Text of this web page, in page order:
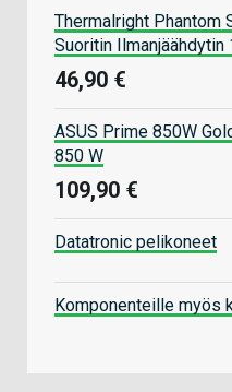
Thermalright Phantom
Suoritin Ilmanjäähdytin
46,90 €
ASUS Prime 850W
850 W
109,90 €
Datatronic pelikoneet
Komponenteille myös